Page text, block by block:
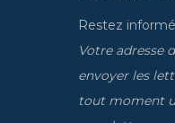
Restez
Votre adresse
envoyer les
tout moment